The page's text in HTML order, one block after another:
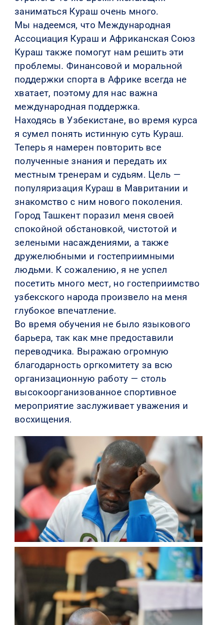
заниматься Кураш очень много.
Мы надеемся, что Международная
Ассоциация Кураш и Африканская Союз
Кураш также помогут нам решить эти
проблемы. Финансовой и моральной
поддержки спорта в Африке всегда не
хватает, поэтому для нас важна
международная поддержка.
Находясь в Узбекистане, во время курса
я сумел понять истинную суть Кураш.
Теперь я намерен повторить все
полученные знания и передать их
местным тренерам и судьям. Цель —
популяризация Кураш в Мавритании и
знакомство с ним нового поколения.
Город Ташкент поразил меня своей
спокойной обстановкой, чистотой и
зелеными насаждениями, а также
дружелюбными и гостеприимными
людьми. К сожалению, я не успел
посетить много мест, но гостеприимство
узбекского народа произвело на меня
глубокое впечатление.
Во время обучения не было языкового
барьера, так как мне предоставили
переводчика. Выражаю огромную
благодарность оргкомитету за всю
организационную работу — столь
высокоорганизованное спортивное
мероприятие заслуживает уважения и
восхищения.